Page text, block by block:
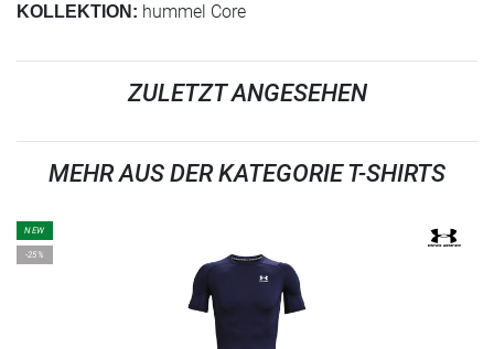
KOLLEKTION: hummel Core
ZULETZT ANGESEHEN
MEHR AUS DER KATEGORIE T-SHIRTS
NEW
-25%